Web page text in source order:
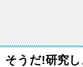
そうだ!研究し